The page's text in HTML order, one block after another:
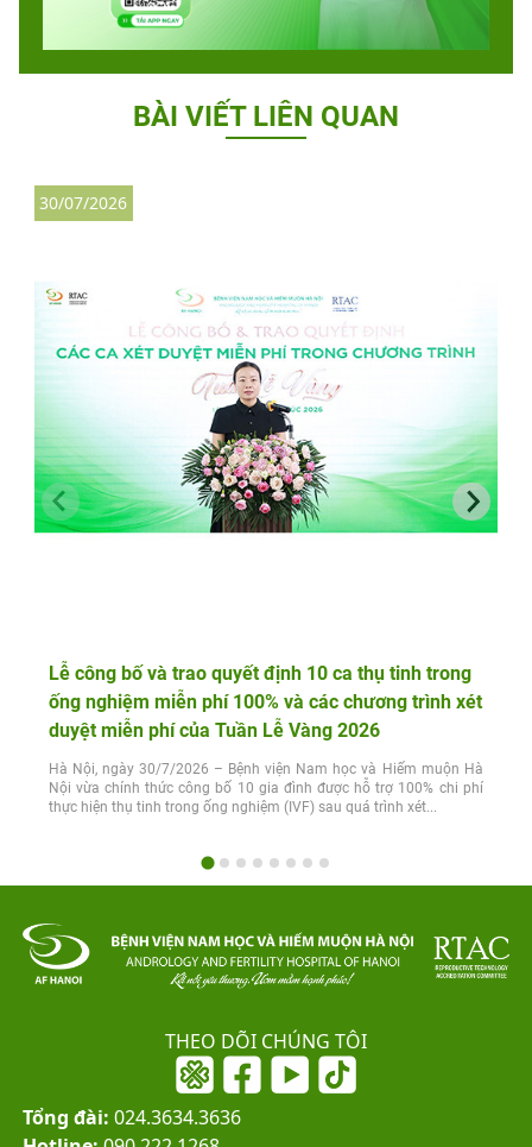
BÀI VIẾT LIÊN QUAN
Lễ công bố và trao quyết định 10 ca thụ tinh trong
ống nghiệm miễn phí 100% và các chương trình xét
duyệt miễn phí của Tuần Lễ Vàng 2026
Hà Nội, ngày 30/7/2026 – Bệnh viện Nam học và Hiếm muộn Hà
Nội vừa chính thức công bố 10 gia đình được hỗ trợ 100% chi phí
thực hiện thụ tinh trong ống nghiệm (IVF) sau quá trình xét...
30/07/2026
THEO DÕI CHÚNG TÔI
Tổng đài: 024.3634.3636